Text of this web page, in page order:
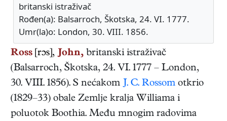
britanski istraživač
Rođen(a): Balsarroch, Škotska, 24. VI. 1777.
Umr(la)o: London, 30. VIII. 1856.
Ross [rɔs], John, britanski istraživač
(Balsarroch, Škotska, 24. VI. 1777 – London,
30. VIII. 1856). S nećakom J. C. Rossom otkrio
(1829–33) obale Zemlje kralja Williama i
poluotok Boothia. Među mnogim radovima